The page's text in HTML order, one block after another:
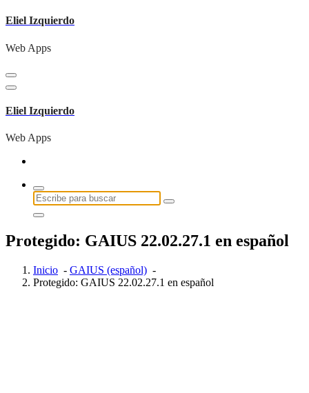
Saltar
contenido
Eliel Izquierdo
Web Apps
Eliel Izquierdo
Web Apps
Buscar:
Protegido: GAIUS 22.02.27.1 en español
Inicio - GAIUS (español) -
Protegido: GAIUS 22.02.27.1 en español